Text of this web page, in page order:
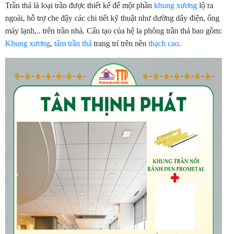
Trần thả là loại trần được thiết kế để một phần khung xương lộ ra
ngoài, hỗ trợ che đậy các chi tiết kỹ thuật như dường dây điện, ống
máy lạnh,.. trên trần nhà. Cấu tạo của hệ la phông trần thả bao gồm:
Khung xương, tấm trần thả trang trí trên nền thạch cao.